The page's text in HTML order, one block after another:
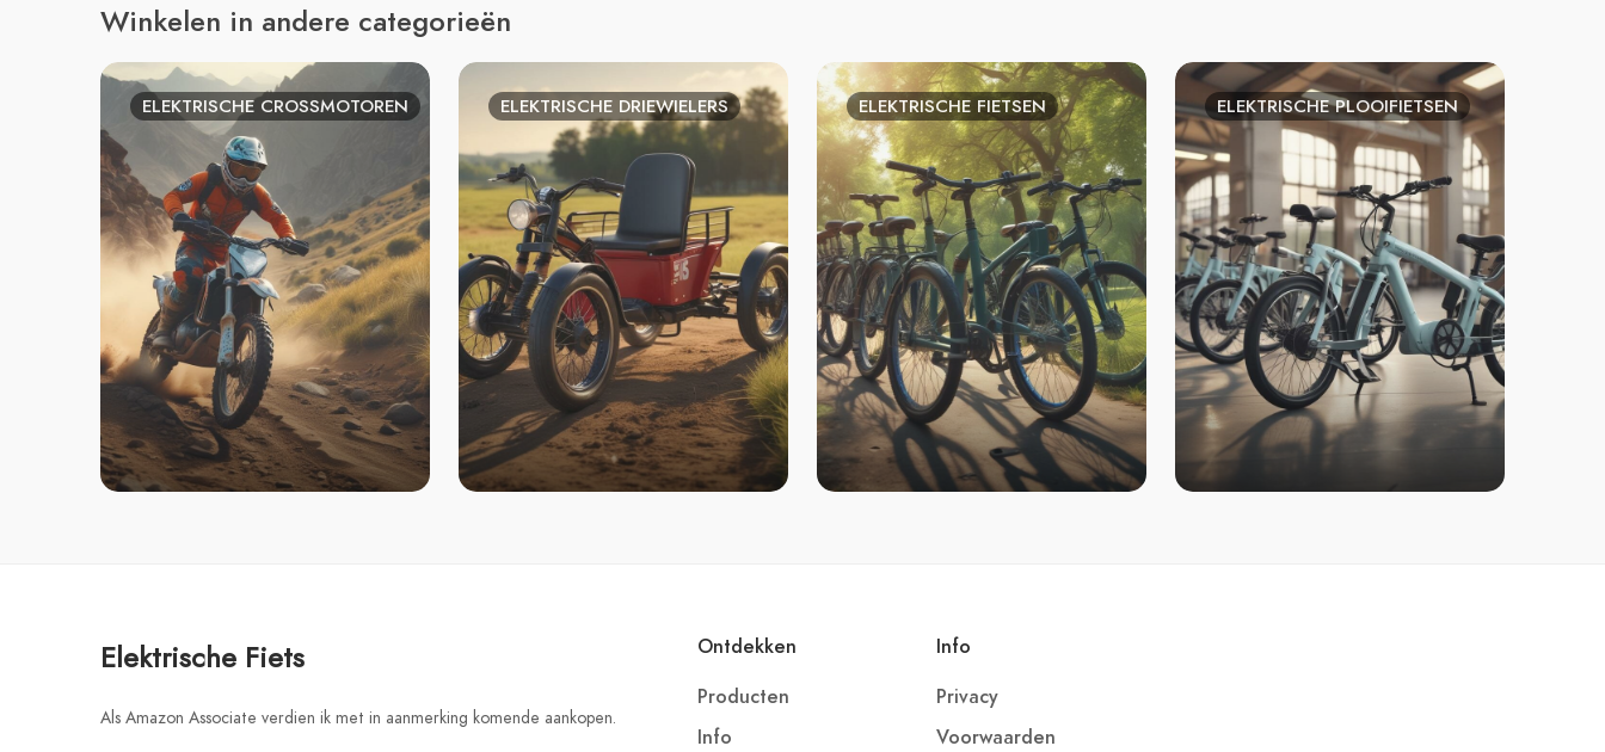
Winkelen in andere categorieën
ELEKTRISCHE CROSSMOTOREN ELEKTRISCHE DRIEWIELERS ELEKTRISCHE FIETSEN ELEKTRISCHE PLOOIFIETSEN
Elektrische Fiets
Als Amazon Associate verdien ik met in aanmerking komende aankopen.
Ontdekken
Producten
Info
Info
Privacy
Voorwaarden